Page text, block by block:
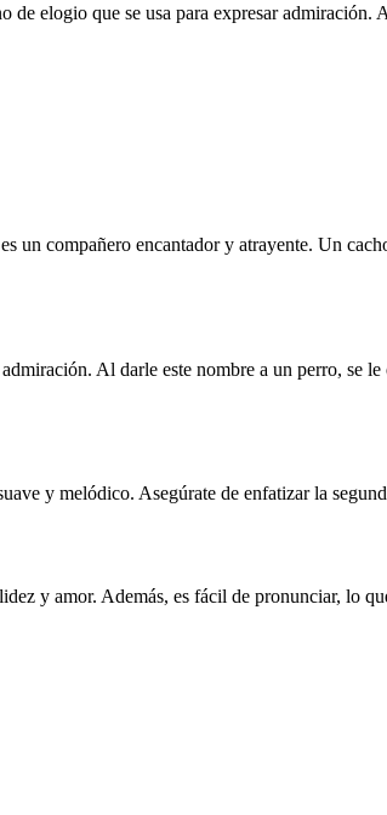
elogio que se usa para expresar admiración.
compañero encantador y atrayente. Un
Al darle este nombre a un perro, se
y melódico. Asegúrate de enfatizar la
y amor. Además, es fácil de pronunciar, lo